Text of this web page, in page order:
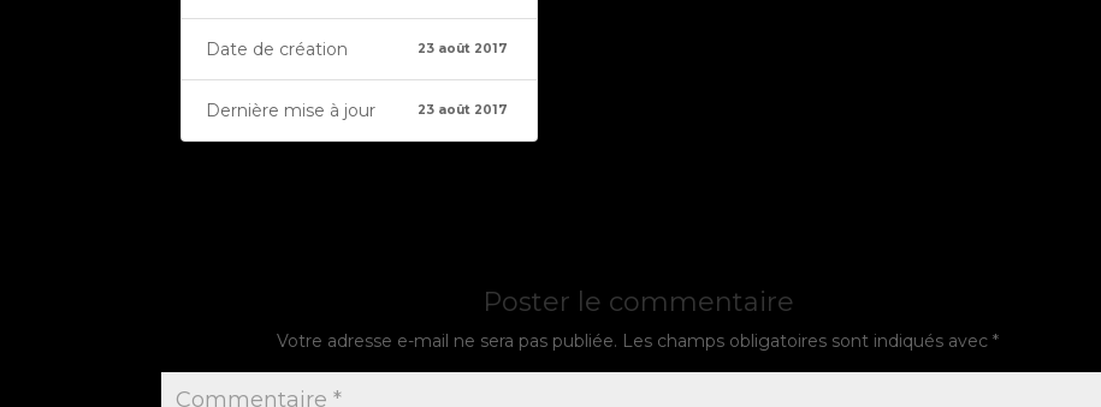
Date de création 23 août 2017
Dernière mise à jour 23 août 2017
Poster le commentaire
Votre adresse e-mail ne sera pas publiée. Les champs obligatoires sont indiqués avec*